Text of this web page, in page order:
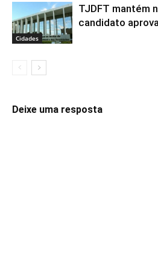
Cidades
TJDFT mantém
candidato
Deixe uma resposta